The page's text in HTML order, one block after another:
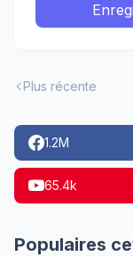
Plus récente
1.2M
65.4k
Populaires